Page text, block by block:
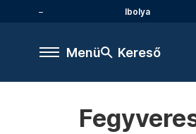
Ibolya
Menü Kereső